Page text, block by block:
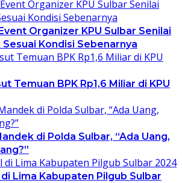
Organizer KPU Sulbar Senilai
Sesuai Kondisi Sebenarnya
Temuan BPK Rp1,6 Miliar di KPU
di Polda Sulbar, “Ada Uang,
di Lima Kabupaten Pilgub Sulbar